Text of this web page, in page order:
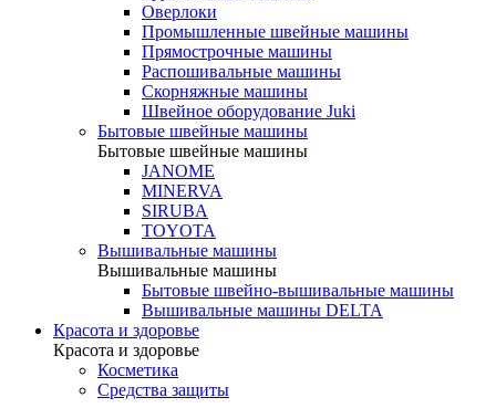
Оверлоки
Промышленные швейные машины
Прямострочные машины
Распошивальные машины
Скорняжные машины
Швейное оборудование Juki
Бытовые швейные машины
Бытовые швейные машины
JANOME
MINERVA
SIRUBA
TOYOTA
Вышивальные машины
Вышивальные машины
Бытовые швейно-вышивальные машины
Вышивальные машины DELTA
Красота и здоровье
Красота и здоровье
Косметика
Средства защиты